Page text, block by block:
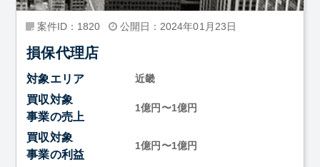
案件ID：1820 公開日：2024年01月23日
損保代理店
対象エリア 近畿
買収対象
事業の売上
1億円〜1億円
買収対象
事業の利益
1億円〜1億円